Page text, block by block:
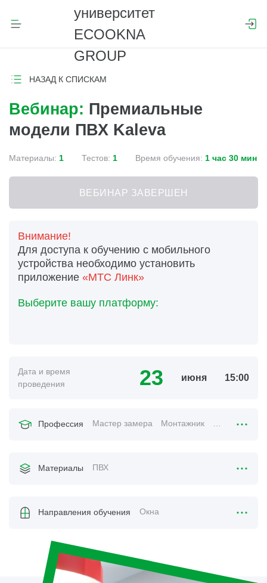
НАЗАД К СПИСКАМ
Вебинар: Премиальные
модели ПВХ Kaleva
Материалы: 1 Тестов: 1 Время обучения: 1 час 30 мин
ВЕБИНАР ЗАВЕРШЕН
Внимание!
Для доступа к обучению с мобильного
устройства необходимо установить
приложение «МТС Линк»
Выберите вашу платформу:
Дата и время
проведения
23 июня 15:00
Профессия Мастер замера Монтажник Менеджер
Материалы ПВХ
Направления обучения Окна